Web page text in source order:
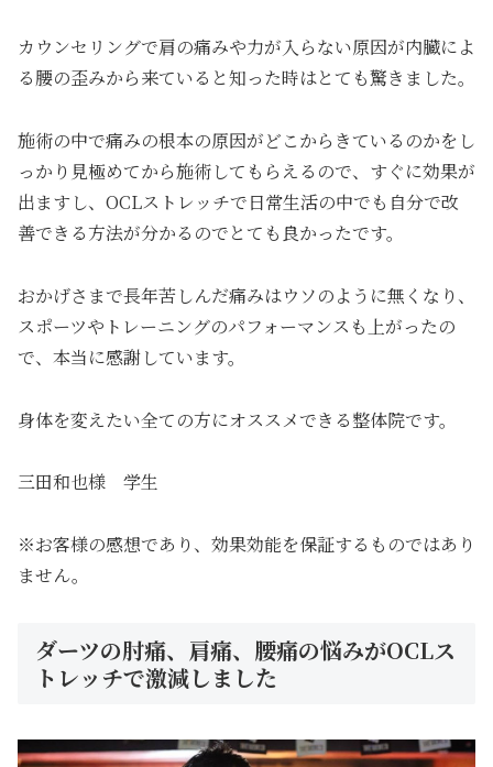
カウンセリングで肩の痛みや力が入らない原因が内臓によ
る腰の歪みから来ていると知った時はとても驚きました。
施術の中で痛みの根本の原因がどこからきているのかをし
っかり見極めてから施術してもらえるので、すぐに効果が
出ますし、OCLストレッチで日常生活の中でも自分で改
善できる方法が分かるのでとても良かったです。
おかげさまで長年苦しんだ痛みはウソのように無くなり、
スポーツやトレーニングのパフォーマンスも上がったの
で、本当に感謝しています。
身体を変えたい全ての方にオススメできる整体院です。
三田和也様 学生
※お客様の感想であり、効果効能を保証するものではあり
ません。
ダーツの肘痛、肩痛、腰痛の悩みがOCLス
トレッチで激減しました